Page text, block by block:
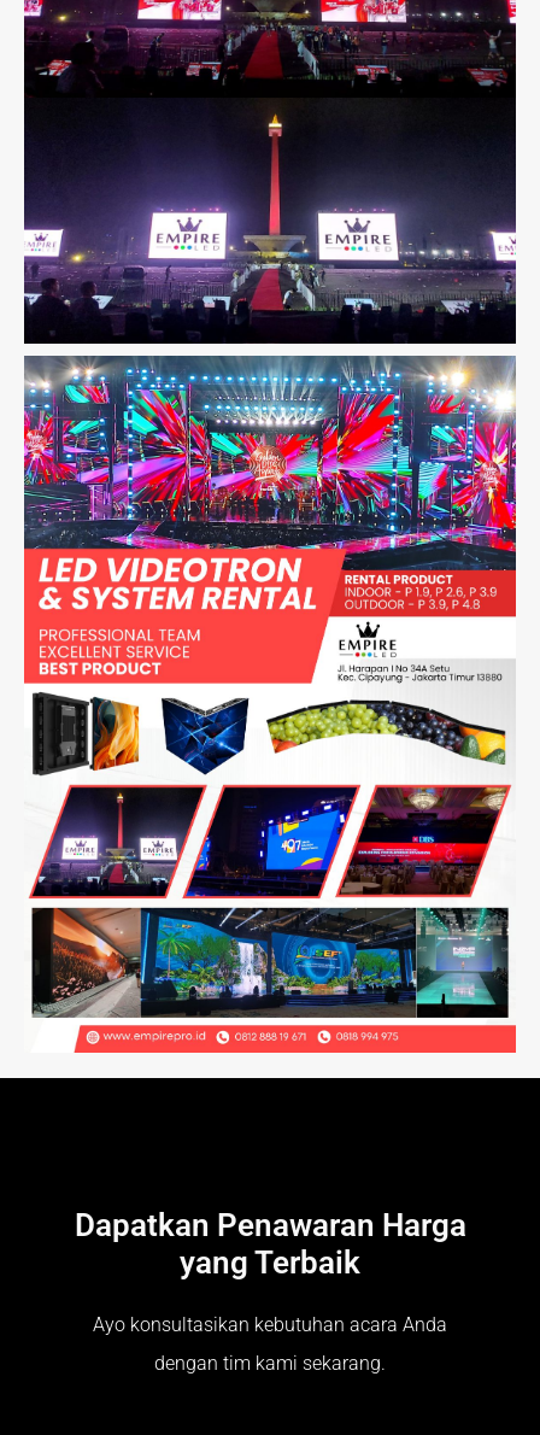
Dapatkan Penawaran Harga
yang Terbaik
Ayo konsultasikan kebutuhan acara Anda
dengan tim kami sekarang.